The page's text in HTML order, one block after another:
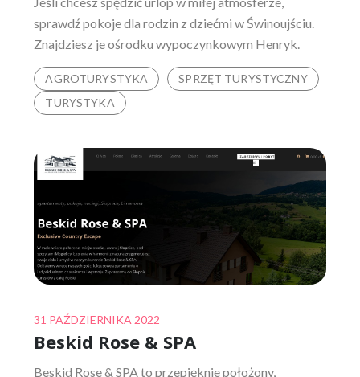
sprawdź pokoje dla rodzin z dziećmi w Świnoujściu.
Znajdziesz je ośrodku wypoczynkowym Henryk.
AGROTURYSTYKA
SPRZĘT TURYSTYCZNY
TURYSTYKA
Posted
on
31 PAŹDZIERNIKA 2022
Beskid Rose & SPA
Beskid Rose & SPA to przepięknie położony,